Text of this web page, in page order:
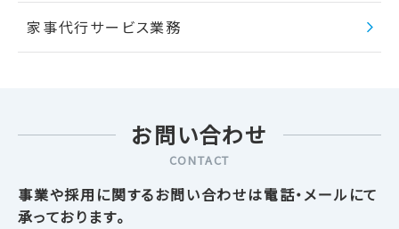
家事代行サービス業務
お問い合わせ
CONTACT
事業や採用に関するお問い合わせは電話・メールにて
承っております。